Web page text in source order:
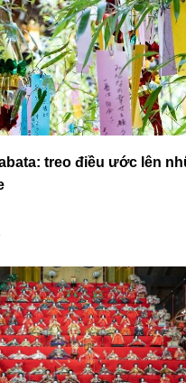
treo điều ước lên